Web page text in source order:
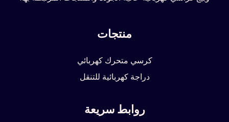
منتجات
كرسي متحرك كهربائي
دراجة كهربائية للتنقل
روابط سريعة